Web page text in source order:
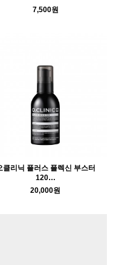
7,500원
클리닉 플러스 플렉신 부스터
120…
20,000원